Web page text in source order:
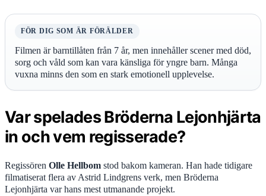
FÖR DIG SOM ÄR FÖRÄLDER
Filmen är barntillåten från 7 år, men innehåller scener med död,
sorg och våld som kan vara känsliga för yngre barn. Många
vuxna minns den som en stark emotionell upplevelse.
Var spelades Bröderna Lejonhjärta
in och vem regisserade?
Regissören Olle Hellbom stod bakom kameran. Han hade tidigare
filmatiserat flera av Astrid Lindgrens verk, men Bröderna
Lejonhjärta var hans mest utmanande projekt.